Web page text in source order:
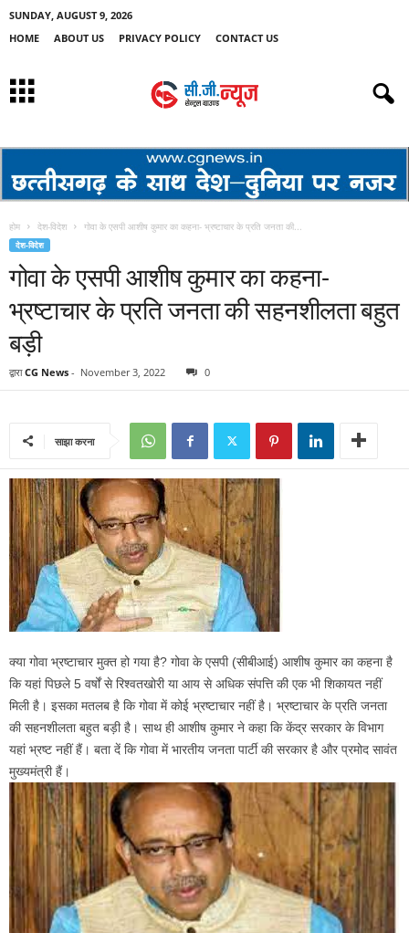
SUNDAY, AUGUST 9, 2026
HOME
ABOUT US PRIVACY POLICY CONTACT US
होम देश-विदेश गोवा के एसपी आशीष कुमार का कहना- भ्रष्टाचार के प्रति जनता की...
देश-विदेश
गोवा के एसपी आशीष कुमार का कहना-
भ्रष्टाचार के प्रति जनता की सहनशीलता बहुत
बड़ी
द्वारा CG News - November 3, 2022 0
साझा करना
क्‍या गोवा भ्रष्‍टाचार मुक्‍त हो गया है? गोवा के एसपी (सीबीआई) आशीष कुमार का कहना है
कि यहां पिछले 5 वर्षों से रिश्वतखोरी या आय से अधिक संपत्ति की एक भी शिकायत नहीं
मिली है। इसका मतलब है कि गोवा में कोई भ्रष्टाचार नहीं है। भ्रष्टाचार के प्रति जनता
की सहनशीलता बहुत बड़ी है। साथ ही आशीष कुमार ने कहा कि केंद्र सरकार के विभाग
यहां भ्रष्ट नहीं हैं। बता दें कि गोवा में भारतीय जनता पार्टी की सरकार है और प्रमोद सावंत
मुख्‍यमंत्री हैं।